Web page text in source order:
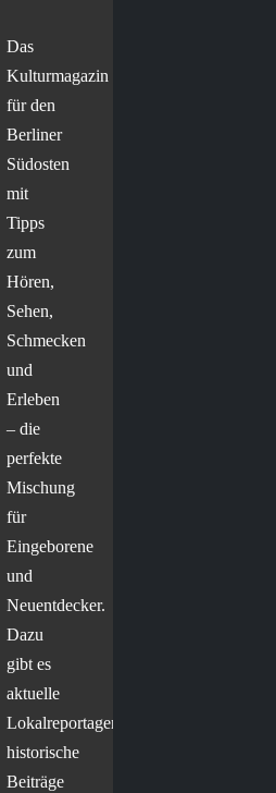
Das
Kulturmagazin
für den
Berliner
Südosten
mit
Tipps
zum
Hören,
Sehen,
Schmecken
und
Erleben
– die
perfekte
Mischung
für
Eingeborene
und
Neuentdecker.
Dazu
gibt es
aktuelle
Lokalreportagen,
historische
Beiträge